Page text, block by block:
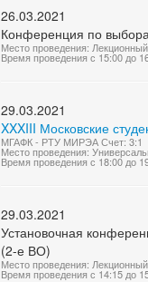
26.03.2021
Конференция по
Место проведения:
Время проведения с 15:00 до
29.03.2021
XXXIII Московские
МГАФК - РТУ МИРЭА Счет: 3:1
Место проведения:
Время проведения с 18:00 до
29.03.2021
Установочная
(2-е ВО)
Место проведения:
Время проведения с 14:15 до